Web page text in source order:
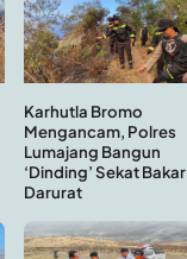
Karhutla Bromo
Mengancam, Polres
Lumajang Bangun
‘Dinding’ Sekat Bakar
Darurat